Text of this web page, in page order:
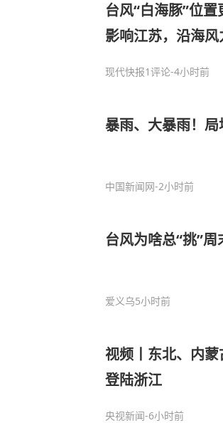
台风“白海豚”位
影响江苏，沿海
现代快报1评论-4小时前
暴雨、大暴雨！
中国新闻网-2小时前
台风为啥总“挑”周
爱义乌5小时前
视频丨东北、内
登陆浙江
央视新闻-6小时前